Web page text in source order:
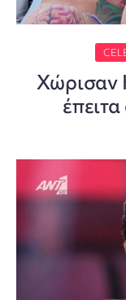
Χώρισαν